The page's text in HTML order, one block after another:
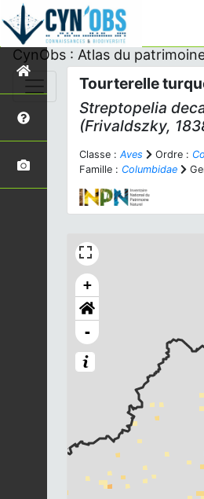
CynObs : Atlas du
Tourterelle
Streptopelia
(Frivaldszky,
Classe : Aves Ordre :
Famille : Columbidae
+
-